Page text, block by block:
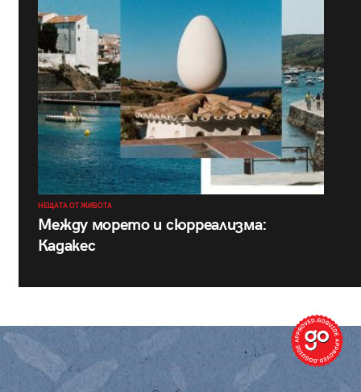
НЕЩАТА ОТ ЖИВОТА
Между морето и сюрреализма:
Кадакес